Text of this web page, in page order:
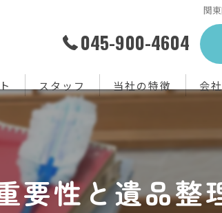
関
045-900-4604
スタッフ 当社の特徴
生前整理
不用品回収
買取り
会
要性と遺品整